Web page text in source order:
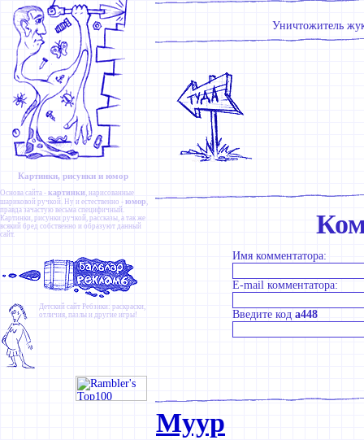
Картинки, рисунки и юмор
Основа сайта - картинки , нарисованные
шариковой ручкой. Ну и естественно - юмор ,
правда зачастую весьма специфичный.
Картинки, рисунки ручкой, рассказы, а так же
всякий бред собственно и образуют данный
сайт.
Детский сайт Ребзики: раскраски,
отличия, пазлы и другие игры!
Уничтожитель
Имя комментатора:
E-mail комментатора:
Введите код a448
Муур